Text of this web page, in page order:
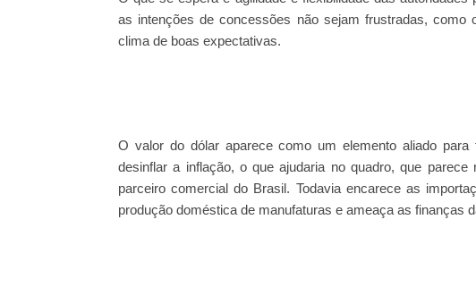
as intenções de concessões não sejam frustradas, como
clima de boas expectativas.
O valor do dólar aparece como um elemento aliado
desinflar a inflação, o que ajudaria no quadro, que
parceiro comercial do Brasil. Todavia encarece as
produção doméstica de manufaturas e ameaça as finanças